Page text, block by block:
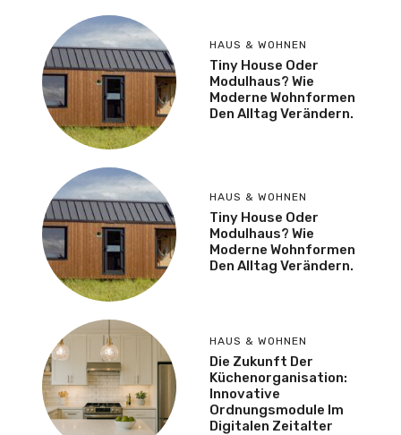
HAUS & WOHNEN
Tiny House Oder
Modulhaus? Wie
Moderne Wohnformen
Den Alltag Verändern.
HAUS & WOHNEN
Tiny House Oder
Modulhaus? Wie
Moderne Wohnformen
Den Alltag Verändern.
HAUS & WOHNEN
Die Zukunft Der
Küchenorganisation:
Innovative
Ordnungsmodule Im
Digitalen Zeitalter